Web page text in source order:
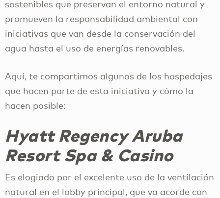
sostenibles que preservan el entorno natural y
promueven la responsabilidad ambiental con
iniciativas que van desde la conservación del
agua hasta el uso de energías renovables.
Aquí, te compartimos algunos de los hospedajes
que hacen parte de esta iniciativa y cómo la
hacen posible:
Hyatt Regency Aruba
Resort Spa & Casino
Es elogiado por el excelente uso de la ventilación
natural en el lobby principal, que va acorde con